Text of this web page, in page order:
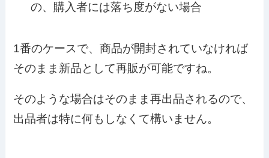
の、購入者には落ち度がない場合
1番のケースで、商品が開封されていなければ
そのまま新品として再販が可能ですね。
そのような場合はそのまま再出品されるので、
出品者は特に何もしなくて構いません。